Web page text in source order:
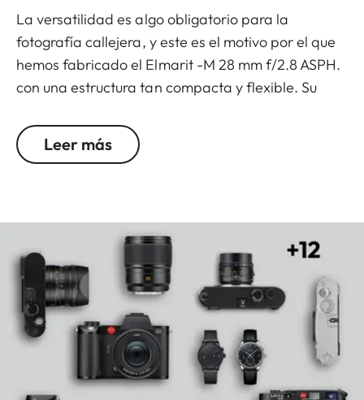
La versatilidad es algo obligatorio para la
fotografía callejera, y este es el motivo por el que
hemos fabricado el Elmarit -M 28 mm f/2.8 ASPH.
con una estructura tan compacta y flexible. Su
fotografías de un campo de visión amplio y
natural, lo que hace que este modelo sea tan
Leer más